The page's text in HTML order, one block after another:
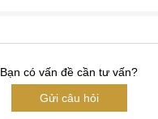
Bạn có vấn đề cần tư vấn?
Gửi câu hỏi